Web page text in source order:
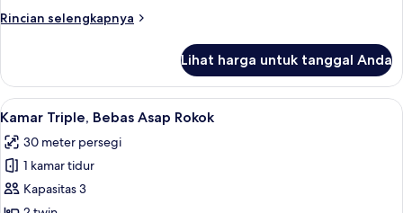
Bebas
Rincian selengkapnya
Rincian
Apartemen,
Beberapa
Tempat
Bebas
Asap
Lihat harga untuk tanggal Anda
Lihat
semua
foto
untuk
Kamar
Kamar Triple, Bebas Asap Rokok |
11
Kamar Triple, Bebas Asap Rokok
30 meter persegi
1 kamar tidur
Kapasitas 3